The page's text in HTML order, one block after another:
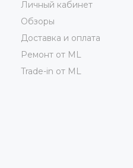
Личный кабинет
Обзоры
Доставка и оплата
Ремонт от ML
Trade-in от ML